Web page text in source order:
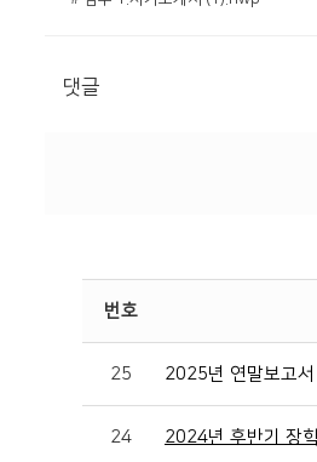
댓글
번호
25 2025년 연말보고
24 2024년 후반기 장